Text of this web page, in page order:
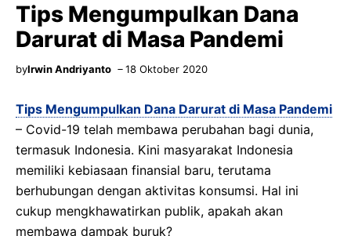
Tips Mengumpulkan Dana
Darurat di Masa Pandemi
byIrwin Andriyanto 18 Oktober 2020
Tips Mengumpulkan Dana Darurat di Masa Pandemi
– Covid-19 telah membawa perubahan bagi dunia,
termasuk Indonesia. Kini masyarakat Indonesia
memiliki kebiasaan finansial baru, terutama
berhubungan dengan aktivitas konsumsi. Hal ini
cukup mengkhawatirkan publik, apakah akan
membawa dampak buruk?